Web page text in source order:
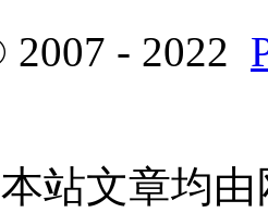
- 2022
站文章均